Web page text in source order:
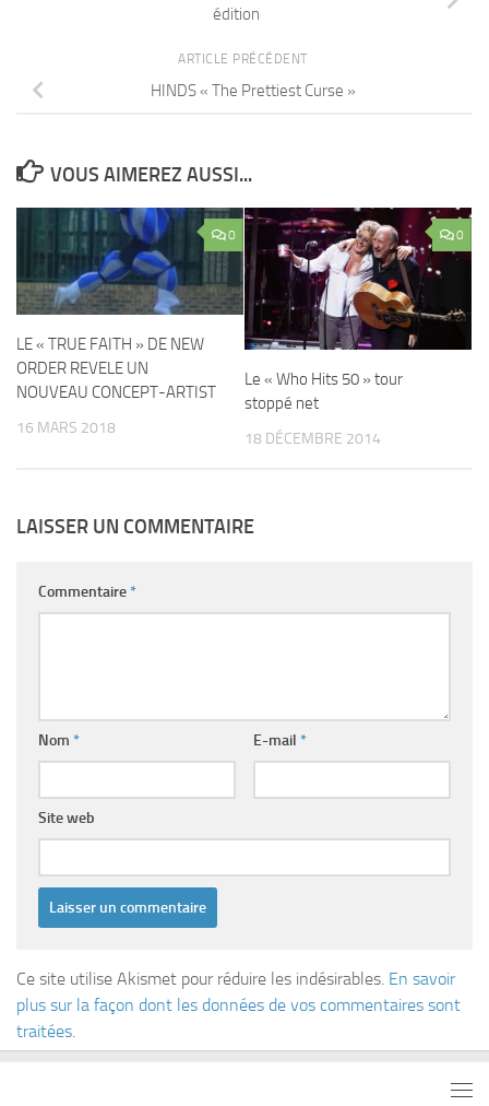
édition
ARTICLE PRÉCÉDENT
HINDS « The Prettiest Curse »
VOUS AIMEREZ AUSSI...
0
LE « TRUE FAITH » DE NEW
ORDER REVELE UN
NOUVEAU CONCEPT-ARTIST
16 MARS 2018
0
Le « Who Hits 50 » tour
stoppé net
18 DÉCEMBRE 2014
LAISSER UN COMMENTAIRE
Commentaire*
Nom * E-mail *
Site web
Ce site utilise Akismet pour réduire les indésirables. En savoir
plus sur la façon dont les données de vos commentaires sont
traitées